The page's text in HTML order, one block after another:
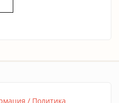
/ Политика